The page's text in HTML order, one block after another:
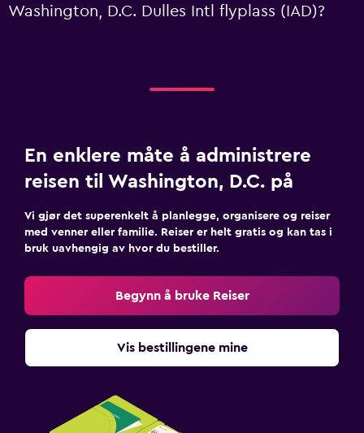
Washington, D.C. Dulles Intl flyplass (IAD)?
En enklere måte å administrere
reisen til Washington, D.C. på
Vi gjør det superenkelt å planlegge, organisere og reiser
med venner eller familie. Reiser er helt gratis og kan tas i
bruk uavhengig av hvor du bestiller.
Begynn å bruke Reiser
Vis bestillingene mine